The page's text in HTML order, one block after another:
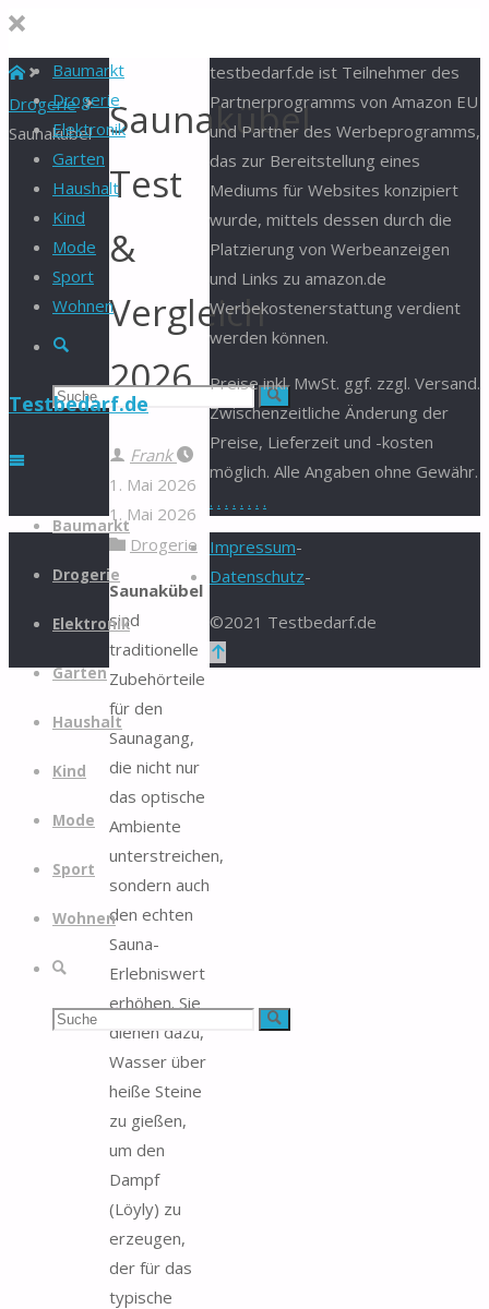
Baumarkt
Drogerie
Elektronik
Garten
Haushalt
Kind
Mode
Sport
Wohnen
Suche
Suchen Suche
Testbedarf.de
Zum
springen
Baumarkt
Drogerie
Elektronik
Garten
Haushalt
Kind
Mode
Sport
Wohnen
Suche
Suchen Suche
Start
Drogerie
Saunakübel
Saunakübel
Test
&
Vergleich
2026
Frank
1. Mai 2026
1. Mai 2026
Drogerie
Saunakübel
sind
traditionelle
Zubehörteile
für den
Saunagang,
die nicht nur
das optische
Ambiente
unterstreichen,
sondern auch
den echten
Sauna-
Erlebniswert
erhöhen. Sie
dienen dazu,
Wasser über
heiße Steine
zu gießen,
um den
Dampf
(Löyly) zu
erzeugen,
der für das
typische
testbedarf.de ist Teilnehmer des
Partnerprogramms von Amazon EU
und Partner des Werbeprogramms,
das zur Bereitstellung eines
Mediums für Websites konzipiert
wurde, mittels dessen durch die
Platzierung von Werbeanzeigen
und Links zu amazon.de
Werbekostenerstattung verdient
werden können.
Preise inkl. MwSt. ggf. zzgl. Versand.
Zwischenzeitliche Änderung der
Preise, Lieferzeit und -kosten
möglich. Alle Angaben ohne Gewähr.
. . . . . . . .
Impressum-
Datenschutz-
©2021 Testbedarf.de
Zurück